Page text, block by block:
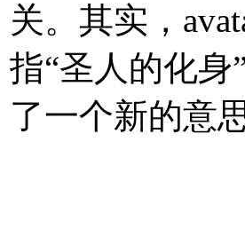
关。其实，
指“圣人的化身
了一个新的